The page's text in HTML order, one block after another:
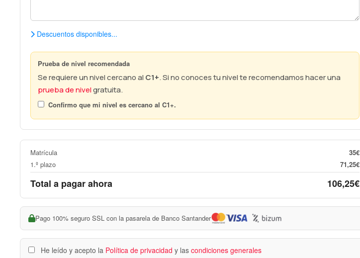
Descuentos disponibles...
Prueba de nivel recomendada
Se requiere un nivel cercano al C1+. Si no conoces tu nivel te recomendamos hacer una
prueba de nivelgratuita.
Confirmo que mi nivel es cercano al C1+.
Matrícula
35€
1.º plazo
71,25€
Total a pagar ahora 106,25€
Pago 100% seguro SSL con la pasarela de Banco Santander
He leído y acepto la Política de privacidad y las condiciones generales